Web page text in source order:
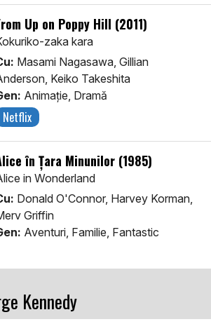
Up on Poppy Hill (2011)
zaka kara
Masami Nagasawa, Gillian
Keiko Takeshita
Animaţie, Dramă
Netflix
în Țara Minunilor (1985)
in Wonderland
Donald O'Connor, Harvey Korman,
Griffin
Aventuri, Familie, Fantastic
Kennedy